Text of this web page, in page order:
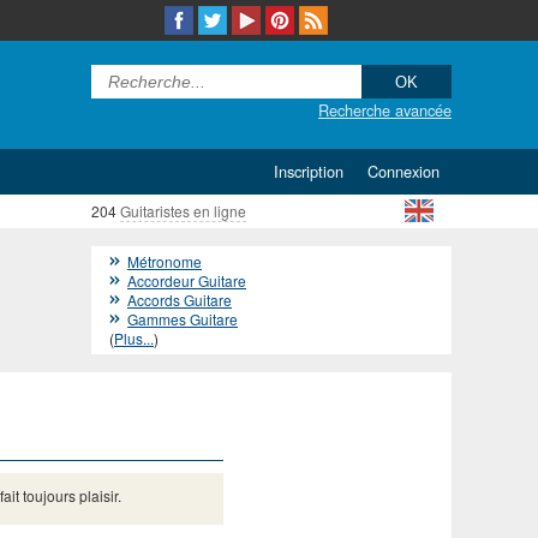
Recherche avancée
Connexion
Inscription
204Guitaristes en ligne
Métronome
Accordeur Guitare
Accords Guitare
Gammes Guitare
(Plus...)
toujours plaisir.